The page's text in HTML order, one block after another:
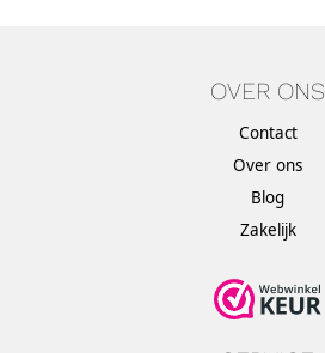
OVER ONS
Contact
Over ons
Blog
Zakelijk